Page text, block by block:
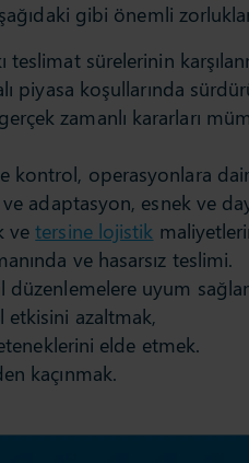
gibi önemli
teslimat sürelerinin
piyasa koşullarında
zamanlı kararları
kontrol, operasyonlara
adaptasyon, esnek ve
vetersine lojistik
ve hasarsız teslimi.
düzenlemelere uyum
etkisini azaltmak,
elde etmek.
kaçınmak.